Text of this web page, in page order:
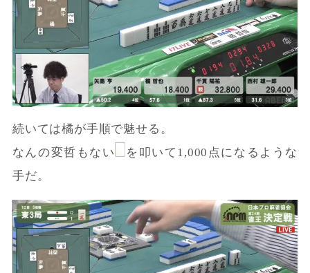
続いては橘が手順で魅せる。
なんの変哲もない
を叩いて1,000点になるような
手だ。